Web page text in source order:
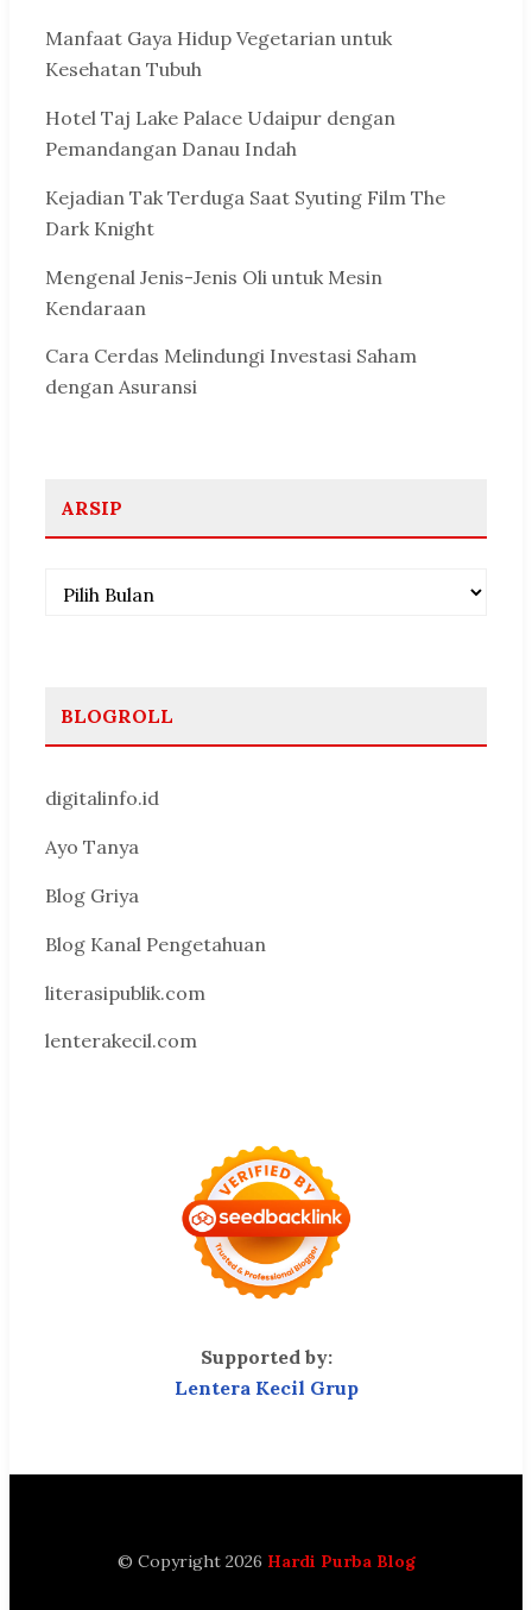
Manfaat Gaya Hidup Vegetarian untuk
Kesehatan Tubuh
Hotel Taj Lake Palace Udaipur dengan
Pemandangan Danau Indah
Kejadian Tak Terduga Saat Syuting Film The
Dark Knight
Mengenal Jenis-Jenis Oli untuk Mesin
Kendaraan
Cara Cerdas Melindungi Investasi Saham
dengan Asuransi
ARSIP
Arsip
BLOGROLL
digitalinfo.id
Ayo Tanya
Blog Griya
Blog Kanal Pengetahuan
literasipublik.com
lenterakecil.com
Supported by:
Lentera Kecil Grup
© Copyright 2026 Hardi Purba Blog